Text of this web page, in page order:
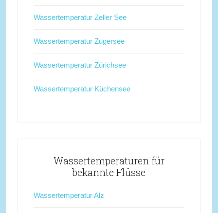
Wassertemperatur Zeller See
Wassertemperatur Zugersee
Wassertemperatur Zürichsee
Wassertemperatur Küchensee
Wassertemperaturen für
bekannte Flüsse
Wassertemperatur Alz